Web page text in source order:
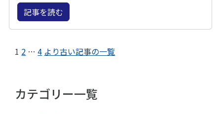
記事を読む
1 2 … 4 より古い記事の一覧
カテゴリー一覧